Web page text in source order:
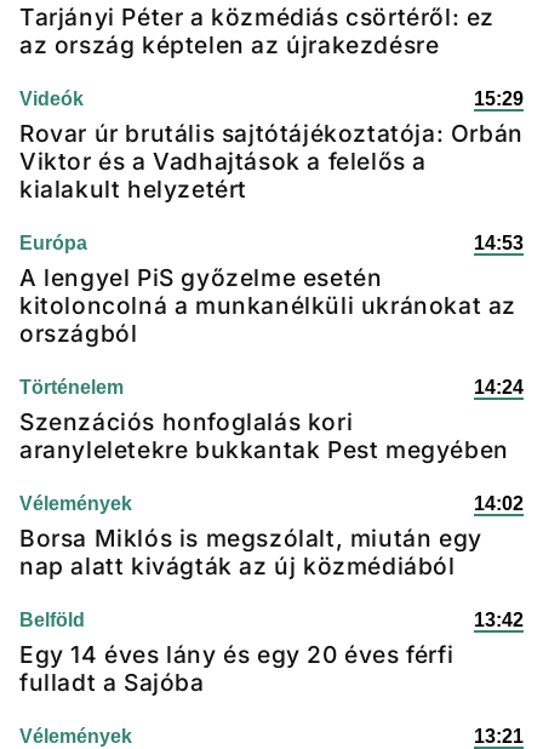
Tarjányi Péter a közmédiás csörtéről: ez
az ország képtelen az újrakezdésre
Videók 15:29
Rovar úr brutális sajtótájékoztatója: Orbán
Viktor és a Vadhajtások a felelős a
kialakult helyzetért
Európa 14:53
A lengyel PiS győzelme esetén
kitoloncolná a munkanélküli ukránokat az
országból
Történelem 14:24
Szenzációs honfoglalás kori
aranyleletekre bukkantak Pest megyében
Vélemények 14:02
Borsa Miklós is megszólalt, miután egy
nap alatt kivágták az új közmédiából
Belföld 13:42
Egy 14 éves lány és egy 20 éves férfi
fulladt a Sajóba
Vélemények 13:21